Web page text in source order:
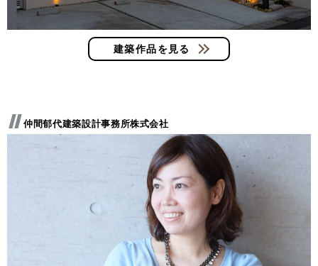
建築作品を見る
仲間郁代建築設計事務所株式会社